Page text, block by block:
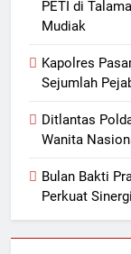
PETI di
Mudiak
Kapolres
Sejumlah
Ditlantas
Wanita
Bulan Bakti
Perkuat